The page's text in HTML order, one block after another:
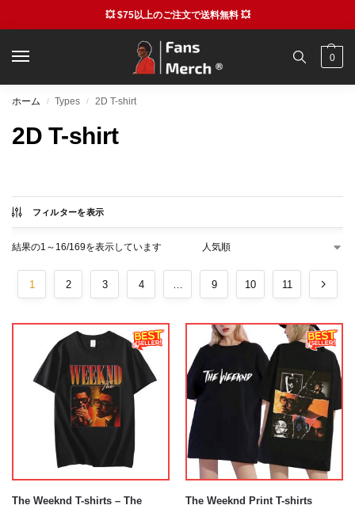
💥 $75以上のご注文で送料無料 💥
0
ホーム / Types / 2D T-shirt
2D T-shirt
フィルターを表示
結果の1～16/169を表示しています
1 2 3 4 … 9 10 11
The Weeknd T-shirts – The
The Weeknd Print T-shirts